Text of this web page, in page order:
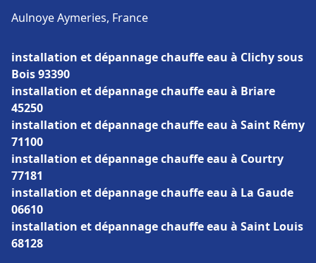
Aulnoye Aymeries, France
installation et dépannage chauffe eau à Clichy sous
Bois 93390
installation et dépannage chauffe eau à Briare
45250
installation et dépannage chauffe eau à Saint Rémy
71100
installation et dépannage chauffe eau à Courtry
77181
installation et dépannage chauffe eau à La Gaude
06610
installation et dépannage chauffe eau à Saint Louis
68128